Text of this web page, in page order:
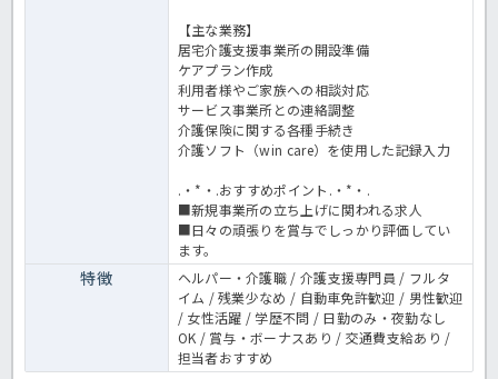
【主な業務】
居宅介護支援事業所の開設準備
ケアプラン作成
利用者様やご家族への相談対応
サービス事業所との連絡調整
介護保険に関する各種手続き
介護ソフト（win care）を使用した記録入力
.・*・.おすすめポイント.・*・.
■新規事業所の立ち上げに関われる求人
■日々の頑張りを賞与でしっかり評価してい
ます。
特徴
ヘルパー・介護職 / 介護支援専門員 / フルタ
イム / 残業少なめ / 自動車免許歓迎 / 男性歓迎
/ 女性活躍 / 学歴不問 / 日勤のみ・夜勤なし
OK / 賞与・ボーナスあり / 交通費支給あり /
担当者おすすめ